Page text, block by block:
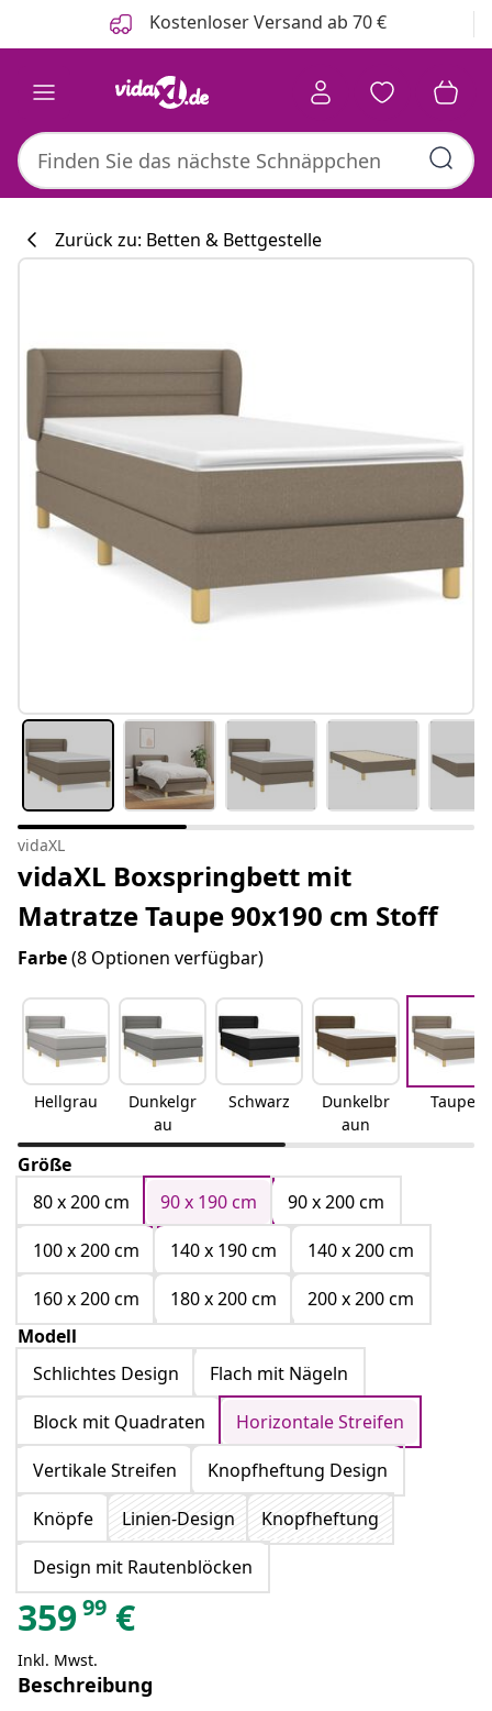
Kostenloser Versand ab 70 €
Zurück zu: Betten & Bettgestelle
vidaXL
vidaXL Boxspringbett mit
Matratze Taupe 90x190 cm Stoff
Farbe(8 Optionen verfügbar)
Hellgrau
Dunkelgr
au
Schwarz
Dunkelbr
aun
Taupe
Größe
80 x 200 cm
90 x 190 cm
90 x 200 cm
100 x 200 cm
140 x 190 cm
140 x 200 cm
160 x 200 cm
180 x 200 cm
200 x 200 cm
Modell
Schlichtes Design
Flach mit Nägeln
Block mit Quadraten
Horizontale Streifen
Vertikale Streifen
Knopfheftung Design
Knöpfe
Linien-Design
Knopfheftung
Design mit Rautenblöcken
35999 €
Inkl. Mwst.
Beschreibung